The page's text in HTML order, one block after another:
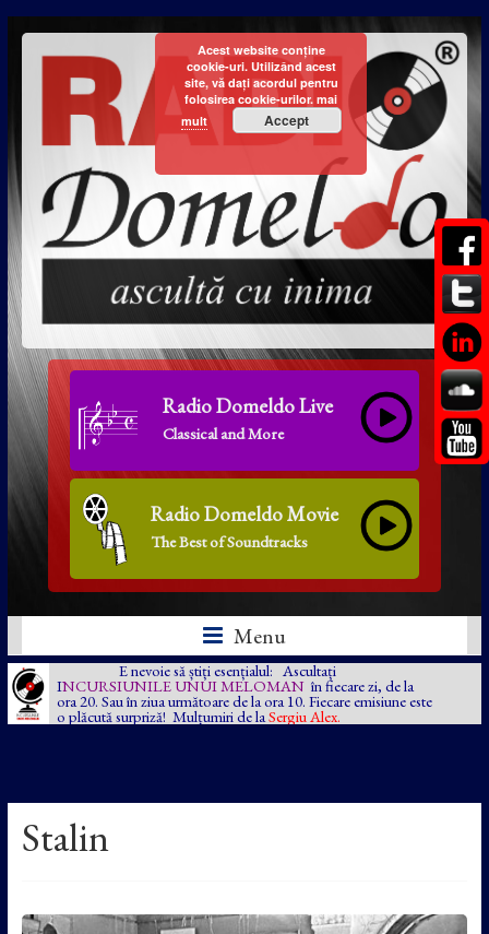
Radio Domeldo Live
Classical and More
Radio Domeldo Movie
The Best of Soundtracks
Menu
E nevoie să știți esențialul: Ascultați
INCURSIUNILE UNUI MELOMAN în fiecare zi, de la
ora 20. Sau în ziua următoare de la ora 10. Fiecare emisiune este
o plăcută surpriză! Mulțumiri de la Sergiu Alex.
Stalin
Acest website conține
cookie-uri. Utilizând acest
site, vă dați acordul pentru
folosirea cookie-urilor. mai
mult
Accept